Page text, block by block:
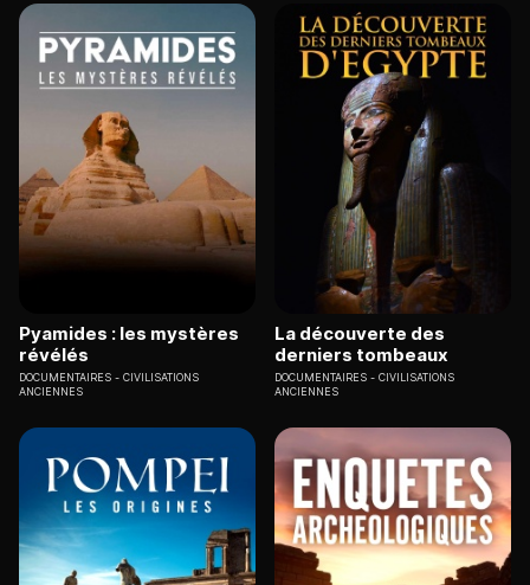
Pyamides : les mystères
révélés
DOCUMENTAIRES
CIVILISATIONS
ANCIENNES
La découverte des
derniers tombeaux
DOCUMENTAIRES
CIVILISATIONS
ANCIENNES